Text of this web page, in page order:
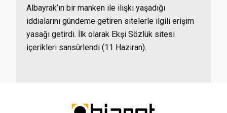
Albayrak’ın bir manken ile ilişki yaşadığı
iddialarını gündeme getiren sitelerle ilgili erişim
yasağı getirdi. İlk olarak Ekşi Sözlük sitesi
içerikleri sansürlendi (11 Haziran).